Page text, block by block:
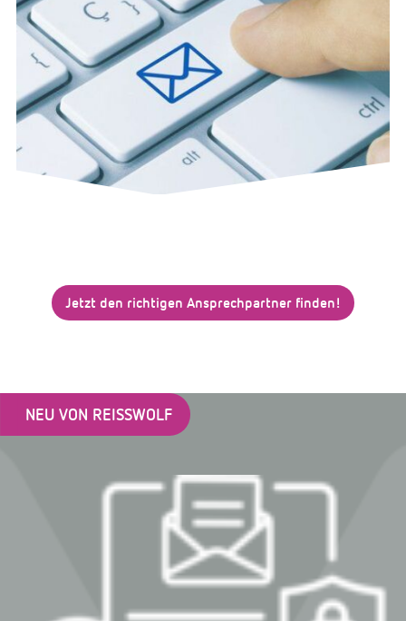
Jetzt den richtigen Ansprechpartner finden!
NEU VON REISSWOLF